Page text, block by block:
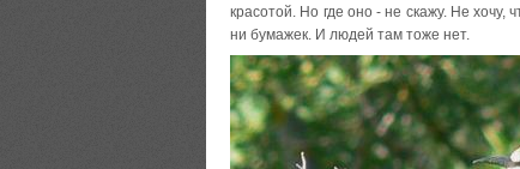
красотой. Но где оно - не скажу. Не хочу,
ни бумажек. И людей там тоже нет.